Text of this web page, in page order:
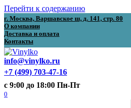
Перейти к содержанию
г. Москва, Варшавское ш, д. 141, стр. 80
О компании
Доставка и оплата
Контакты
info@vinylko.ru
+7 (499) 703-47-16
с 9:00 до 18:00 Пн-Пт
0